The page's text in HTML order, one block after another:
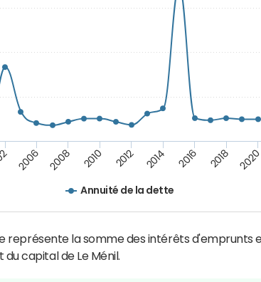
Annuité de la dette
2006 2008 2010 2012 2014 2016 2018 2020
représente la somme des intérêts d'emprunts
capital de Le Ménil.